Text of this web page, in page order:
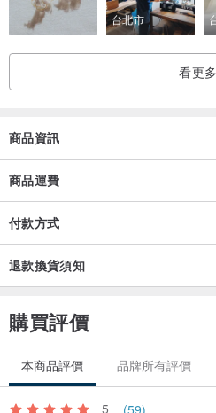
台北市
看更多
商品資訊
商品運費
付款方式
退款換貨須知
購買評價
本商品評價 品牌所有評價
5 (59)